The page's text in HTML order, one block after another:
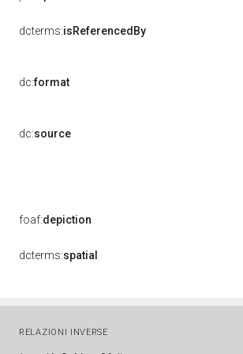
dcterms:isReferencedBy
dc:format
dc:source
foaf:depiction
dcterms:spatial
RELAZIONI INVERSE